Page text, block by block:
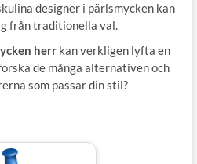
designer i pärlsmycken kan
från traditionella val.
herrkan verkligen lyfta en
de många alternativen och
som passar din stil?